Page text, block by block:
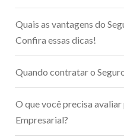
Quais as vantagens do
Confira essas dicas!
Quando contratar o
O que você precisa
Empresarial?